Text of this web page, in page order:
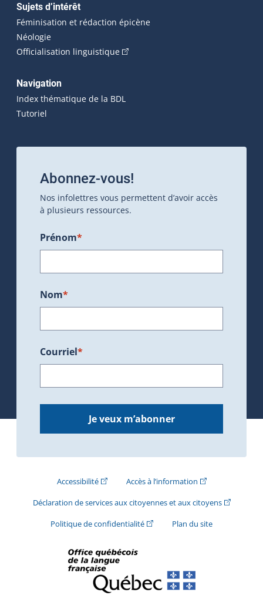
Sujets d’intérêt
Féminisation et rédaction épicène
Néologie
Officialisation linguistique(Cet hyperlien externe s'ouvrira
Navigation
Index thématique de la BDL
Tutoriel
Abonnez-vous!
Nos infolettres vous permettent d’avoir accès
à plusieurs ressources.
Prénom*
Nom*
Courriel*
Je veux m’abonner
Accessibilité(Cet hyperlien externe s'ouvrira dans une
Accès à l’information(Cet hyperlien
Déclaration de services aux citoyennes et aux citoyens(Cet
Politique de confidentialité(Cet hyperlien externe s'ouvrira
Plan du site